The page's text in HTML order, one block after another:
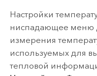
Настройки
ниспадающее меню
измерения
используемых для
тепловой